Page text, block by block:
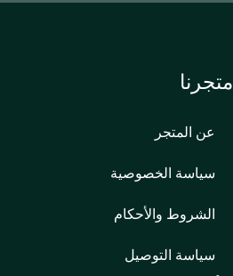
متجرنا
عن المتجر
سياسة الخصوصية
الشروط والأحكام
سياسة التوصيل